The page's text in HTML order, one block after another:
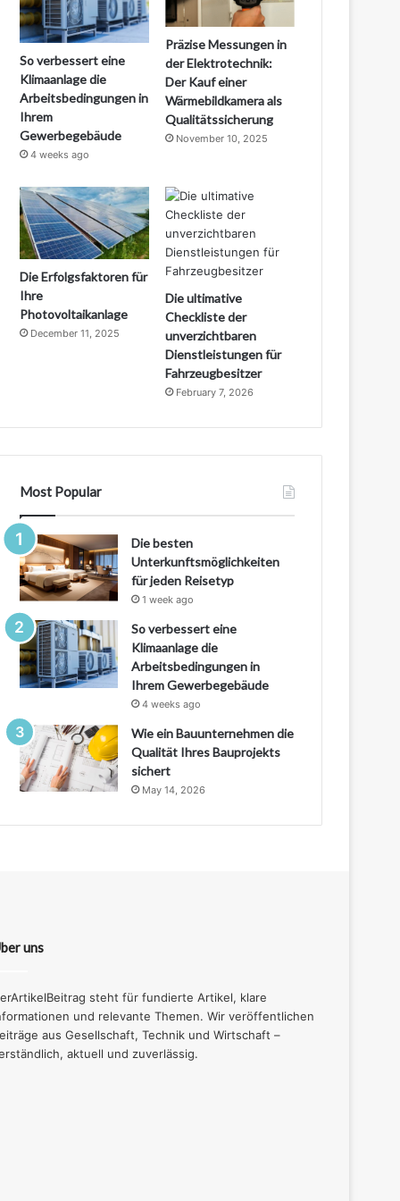
So verbessert eine
Klimaanlage die
Arbeitsbedingungen in
Ihrem
Gewerbegebäude
4 weeks ago
Präzise Messungen in
der Elektrotechnik:
Der Kauf einer
Wärmebildkamera als
Qualitätssicherung
November 10, 2025
Die Erfolgsfaktoren für
Ihre
Photovoltaikanlage
December 11, 2025
Die ultimative
Checkliste der
unverzichtbaren
Dienstleistungen für
Fahrzeugbesitzer
February 7, 2026
Most Popular
Die besten
Unterkunftsmöglichkeiten
für jeden Reisetyp
1 week ago
So verbessert eine
Klimaanlage die
Arbeitsbedingungen in
Ihrem Gewerbegebäude
4 weeks ago
Wie ein Bauunternehmen die
Qualität Ihres Bauprojekts
sichert
May 14, 2026
uns
steht für fundierte Artikel, klare
und relevante Themen. Wir veröffentlichen
aus Gesellschaft, Technik und Wirtschaft –
aktuell und zuverlässig.